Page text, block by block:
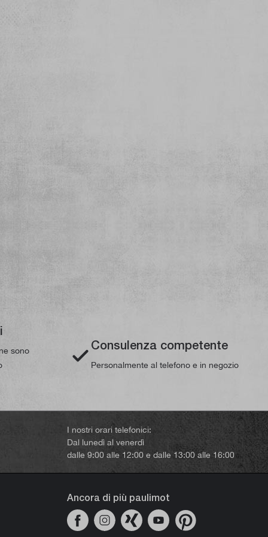
sono
Consulenza competente
Personalmente al telefono e in negozio
I nostri orari telefonici:
Dal lunedì al venerdì
dalle 9:00 alle 12:00 e dalle 13:00 alle 16:00
Ancora di più paulimot